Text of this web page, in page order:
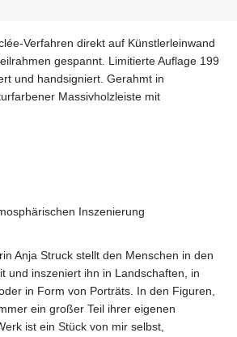
Verfahren direkt auf Künstlerleinwand
gespannt. Limitierte Auflage 199
und handsigniert. Gerahmt in
Massivholzleiste mit
Inszenierung
Anja Struck stellt den Menschen in den
und inszeniert ihn in Landschaften, in
in Form von Porträts. In den Figuren,
ein großer Teil ihrer eigenen
ist ein Stück von mir selbst,